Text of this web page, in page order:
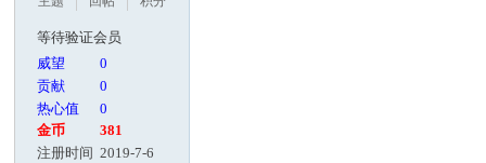
等待验证会员
威望
0
贡献
0
热心值
0
金币
381
注册时间 2019-7-6